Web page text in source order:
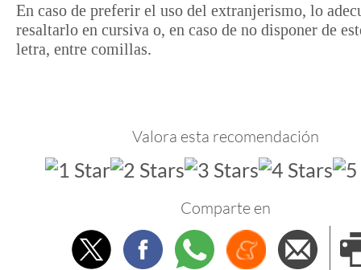
En caso de preferir el uso del extranjerismo, lo
resaltarlo en cursiva o, en caso de no disponer de
letra, entre comillas.
Valora esta recomendación
Comparte en
TwitterFacebookWhatsappMenéame